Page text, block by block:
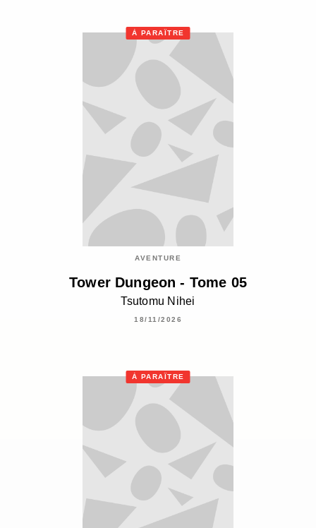
À PARAÎTRE
AVENTURE
Tower Dungeon - Tome 05
Tsutomu Nihei
18/11/2026
À PARAÎTRE